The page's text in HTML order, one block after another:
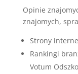
Opinie
znajomych,
Strony
Rankingi
Votum